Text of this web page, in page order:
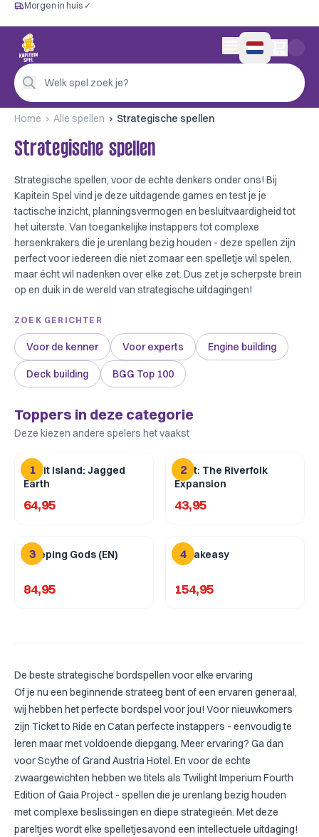
Gratis vanaf €60
Morgen in huis ✓
Persoonlijk advies
4,9/5 —
Morgen in huis ✓
Welk spel zoek je?
0 artikelen in
Home Alle spellen Strategische spellen
Strategische spellen
Strategische spellen, voor de echte denkers onder ons! Bij
Kapitein Spel vind je deze uitdagende games en test je je
tactische inzicht, planningsvermogen en besluitvaardigheid tot
het uiterste. Van toegankelijke instappers tot complexe
hersenkrakers die je urenlang bezig houden - deze spellen zijn
perfect voor iedereen die niet zomaar een spelletje wil spelen,
maar écht wil nadenken over elke zet. Dus zet je scherpste brein
op en duik in de wereld van strategische uitdagingen!
ZOEK GERICHTER
Voor de kenner Voor experts Engine building
Deck building BGG Top 100
Toppers in deze categorie
Deze kiezen andere spelers het vaakst
1
Spirit Island: Jagged
Earth
64,95
2
Root: The Riverfolk
Expansion
43,95
3
Sleeping Gods (EN)
84,95
4
Speakeasy
154,95
De beste strategische bordspellen voor elke ervaring
Of je nu een beginnende strateeg bent of een ervaren generaal,
wij hebben het perfecte bordspel voor jou! Voor nieuwkomers
zijn Ticket to Ride en Catan perfecte instappers - eenvoudig te
leren maar met voldoende diepgang. Meer ervaring? Ga dan
voorScythe ofGrand Austria Hotel. En voor de echte
zwaargewichten hebben we titels als Twilight Imperium Fourth
Edition ofGaia Project - spellen die je urenlang bezig houden
met complexe beslissingen en diepe strategieën. Met deze
pareltjes wordt elke spelletjesavond een intellectuele uitdaging!